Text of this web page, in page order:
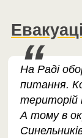
На Раді
питання.
територій
А тому в